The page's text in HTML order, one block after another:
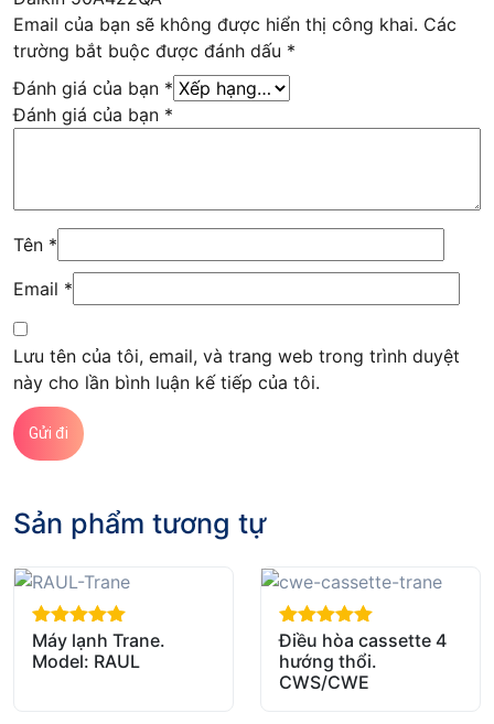
Email của bạn sẽ không được hiển thị công khai. Các
trường bắt buộc được đánh dấu *
Đánh giá của bạn *
Đánh giá của bạn *
Tên *
Email *
Lưu tên của tôi, email, và trang web trong trình duyệt
này cho lần bình luận kế tiếp của tôi.
Sản phẩm tương tự
out of 5
Máy lạnh Trane.
Model: RAUL
out of 5
Điều hòa cassette 4
hướng thổi.
CWS/CWE